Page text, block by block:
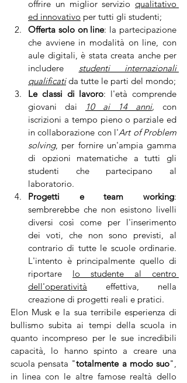
offrire un miglior servizio qualitativo
ed innovativo per tutti gli studenti;
Offerta solo on line: la partecipazione
che avviene in modalità on line, con
aule digitali, è stata creata anche per
includere studenti internazionali
qualificati da tutte le parti del mondo;
Le classi di lavoro: l'età comprende
giovani dai
10 ai 14 anni, con
iscrizioni a tempo pieno o parziale ed
in collaborazione con l'Art of Problem
solving, per fornire un'ampia gamma
di opzioni matematiche a tutti gli
studenti che partecipano al
laboratorio.
Progetti e team working:
sembrerebbe che non esistono livelli
diversi così come per l'inserimento
dei voti, che non sono previsti, al
contrario di tutte le scuole ordinarie.
L'intento è principalmente quello di
riportare lo studente al centro
dell'operatività effettiva, nella
creazione di progetti reali e pratici.
Elon Musk e la sua terribile esperienza di
bullismo subita ai tempi della scuola in
quanto incompreso per le sue incredibili
capacità, lo hanno spinto a creare una
scuola pensata "totalmente a modo suo",
in linea con le altre famose realtà dello